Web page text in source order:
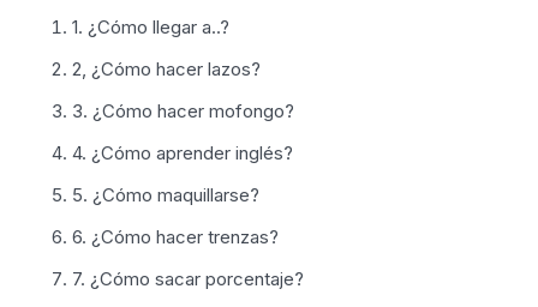
1. ¿Cómo llegar a..?
2, ¿Cómo hacer lazos?
3. ¿Cómo hacer mofongo?
4. ¿Cómo aprender inglés?
5. ¿Cómo maquillarse?
6. ¿Cómo hacer trenzas?
7. ¿Cómo sacar porcentaje?